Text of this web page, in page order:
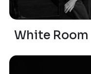
White Room